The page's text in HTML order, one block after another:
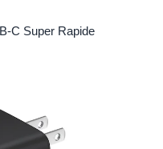
C Super Rapide